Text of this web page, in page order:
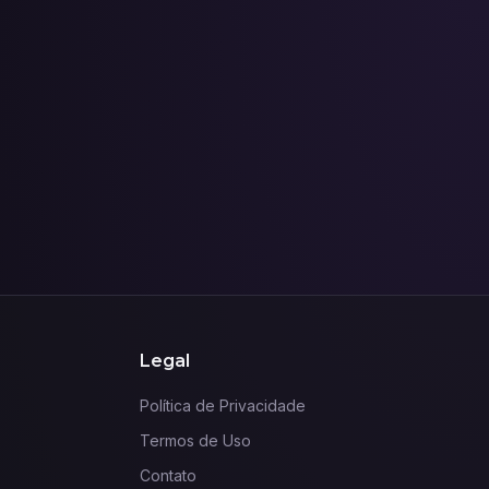
Legal
Política de Privacidade
Termos de Uso
Contato